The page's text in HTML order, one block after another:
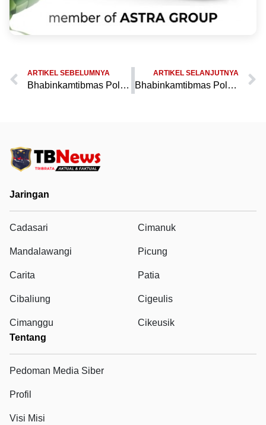
ARTIKEL SEBELUMNYA
Bhabinkamtibmas Polsek Bojong Datangi Ojek Pengkolan di Pasar Bojong, Himbau Jaga Keamanan Lingkungan
ARTIKEL SELANJUTNYA
Bhabinkamtibmas Polsek Bojong Gelar Patroli Dialogis di Desa Binaan, Ajak Pemuda Jaga Kondusifitas
Jaringan
Cadasari Cimanuk
Mandalawangi Picung
Carita Patia
Cibaliung Cigeulis
Cimanggu
Cikeusik
Tentang
Pedoman Media Siber
Profil
Visi Misi